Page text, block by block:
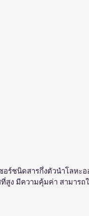
ร์ชนิดสารกึ่งตัวนำโลหะ
สูง มีความคุ้มค่า สามารถ